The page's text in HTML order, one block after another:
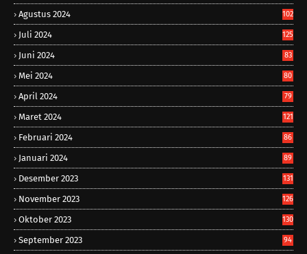
Agustus 2024 102
Juli 2024 125
Juni 2024 83
Mei 2024 80
April 2024 79
Maret 2024 121
Februari 2024 86
Januari 2024 89
Desember 2023 131
November 2023 126
Oktober 2023 130
September 2023 94